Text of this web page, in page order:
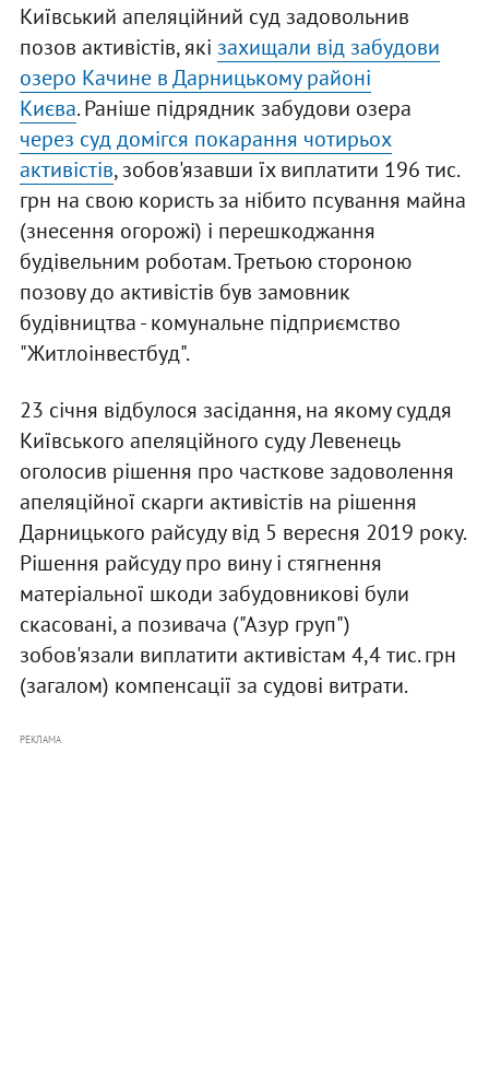
Київський апеляційний суд задовольнив
позов активістів, які захищали від забудови
озеро Качине в Дарницькому районі
Києва. Раніше підрядник забудови озера
через суд домігся покарання чотирьох
активістів, зобов'язавши їх виплатити 196 тис.
грн на свою користь за нібито псування майна
(знесення огорожі) і перешкоджання
будівельним роботам. Третьою стороною
позову до активістів був замовник
будівництва - комунальне підприємство
"Житлоінвестбуд".
23 січня відбулося засідання, на якому суддя
Київського апеляційного суду Левенець
оголосив рішення про часткове задоволення
апеляційної скарги активістів на рішення
Дарницького райсуду від 5 вересня 2019 року.
Рішення райсуду про вину і стягнення
матеріальної шкоди забудовникові були
скасовані, а позивача ("Азур груп")
зобов'язали виплатити активістам 4,4 тис. грн
(загалом) компенсації за судові витрати.
РЕКЛАМА